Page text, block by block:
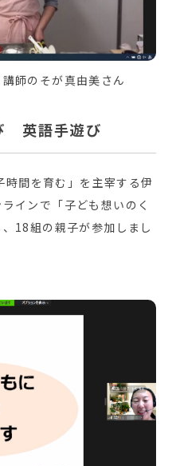
師のそが真由美さん
英語手遊び
間を育む」を主宰する伊
インで「子ども想いのく
18組の親子が参加しまし